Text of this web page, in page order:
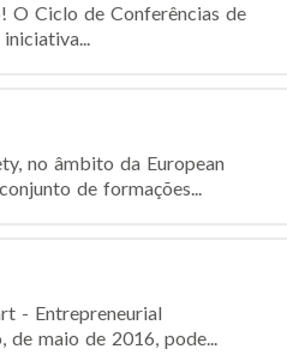
O Ciclo de Conferências de
no âmbito da European
de formações...
- Entrepreneurial
maio de 2016, pode...